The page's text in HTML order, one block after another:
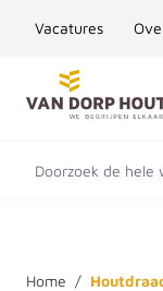
Vacatures
Ga naar de inhoud
Doorzoek de
Home /